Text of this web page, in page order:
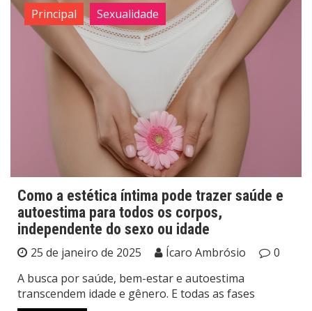
Principal Sexualidade
Como a estética íntima pode trazer saúde e
autoestima para todos os corpos,
independente do sexo ou idade
25 de janeiro de 2025 Ícaro Ambrósio
0
A busca por saúde, bem-estar e autoestima
transcendem idade e gênero. E todas as fases